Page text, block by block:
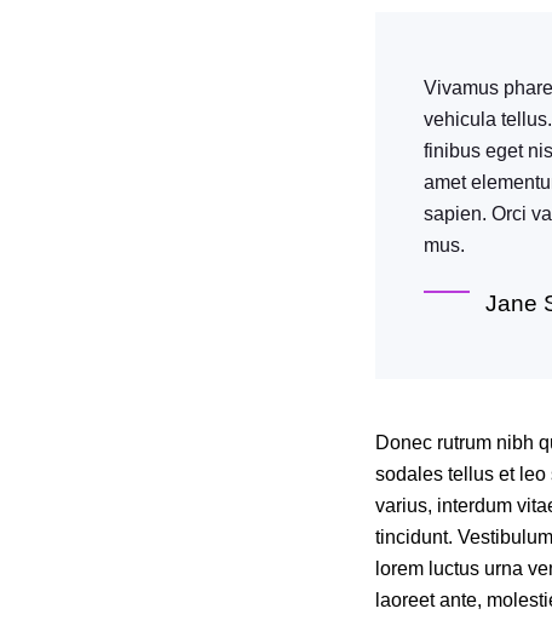
Vivamus
vehicula
finibus eget
amet
sapien. Orci
mus.
Jane
Donec rutrum nibh
sodales tellus et leo
varius, interdum
tincidunt.
lorem luctus urna
laoreet ante,